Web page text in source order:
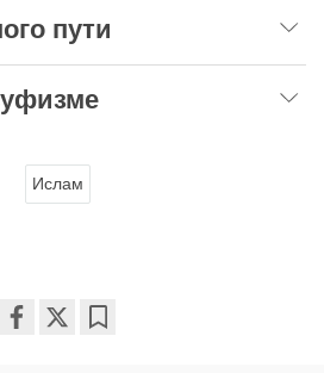
пути
Ислам